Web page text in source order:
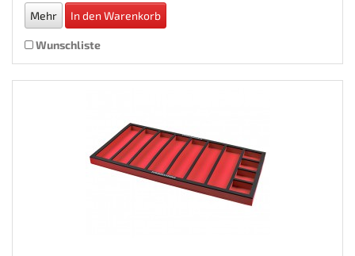
Mehr In den Warenkorb
Wunschliste